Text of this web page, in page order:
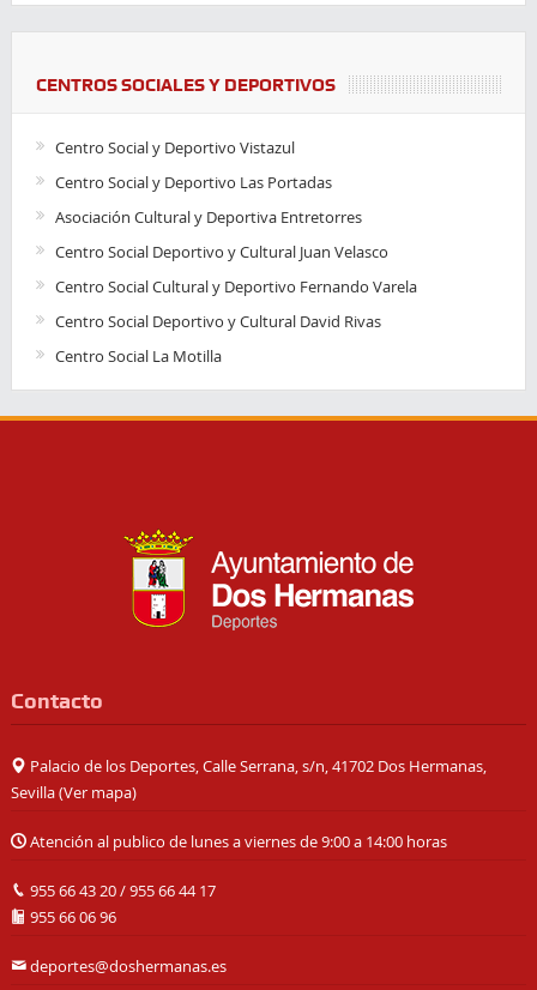
CENTROS SOCIALES Y DEPORTIVOS
Centro Social y Deportivo Vistazul
Centro Social y Deportivo Las Portadas
Asociación Cultural y Deportiva Entretorres
Centro Social Deportivo y Cultural Juan Velasco
Centro Social Cultural y Deportivo Fernando Varela
Centro Social Deportivo y Cultural David Rivas
Centro Social La Motilla
Contacto
Palacio de los Deportes, Calle Serrana, s/n, 41702 Dos Hermanas,
Sevilla (Ver mapa)
Atención al publico de lunes a viernes de 9:00 a 14:00 horas
955 66 43 20/955 66 44 17
955 66 06 96
deportes@doshermanas.es